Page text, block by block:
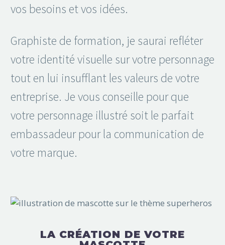
vos besoins et vos idées.
Graphiste de formation, je saurai refléter
votre identité visuelle sur votre personnage
tout en lui insufflant les valeurs de votre
entreprise. Je vous conseille pour que
votre personnage illustré soit le parfait
embassadeur pour la communication de
votre marque.
LA CRÉATION DE VOTRE